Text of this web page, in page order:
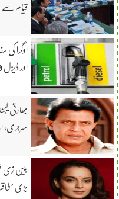
قیام سے
اور ڈیزل 1.50 روپے فی لیٹر سستا
بھارتی
جین زی
بڑی